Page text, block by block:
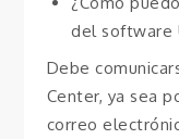
del software
Debe
Center, ya sea
correo